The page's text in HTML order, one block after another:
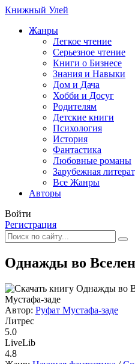
Книжный Улей
Жанры
Легкое чтение
Серьезное чтение
Книги о Бизнесе
Знания и Навыки
Дом и Дача
Хобби и Досуг
Родителям
Детские книги
Психология
История
Фантастика
Любовные романы
Зарубежная
Все Жанры
Авторы
Войти
Регистрация
Однажды во
Автор: Руфат Мустафа-заде
Литрес
5.0
LiveLib
4.8